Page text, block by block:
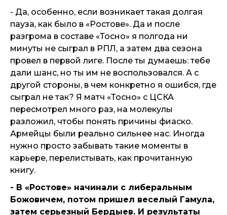
- Да, особенно, если возникает такая долгая
пауза, как было в «Ростове». Да и после
разгрома в составе «Тосно» я полгода ни
минуты не сыграл в РПЛ, а затем два сезона
провел в первой лиге. После ты думаешь: тебе
дали шанс, но ты им не воспользовался. А с
другой стороны, в чем конкретно я ошибся, где
сыграл не так? Я матч «Тосно» с ЦСКА
пересмотрел много раз, на молекулы
разложил, чтобы понять причины фиаско.
Армейцы были реально сильнее нас. Иногда
нужно просто забывать такие моменты в
карьере, перелистывать, как прочитанную
книгу.
- В «Ростове» начинали с либеральным
Божовичем, потом пришел веселый Гамула,
затем серьезный Бердыев. И результаты